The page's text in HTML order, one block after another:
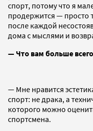
спорт, потому что я
продержится — просто
после каждой
дома с мыслями и
— Что вам больше
— Мне нравится
спорт: не драка, а
которого можно
спортсмена.